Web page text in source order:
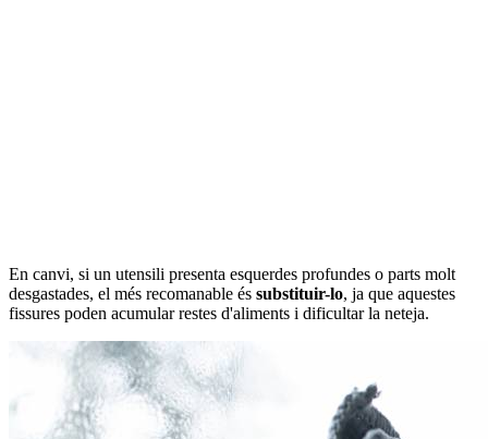
En canvi, si un utensili presenta esquerdes profundes o parts molt
desgastades, el més recomanable és substituir-lo, ja que aquestes
fissures poden acumular restes d'aliments i dificultar la neteja.